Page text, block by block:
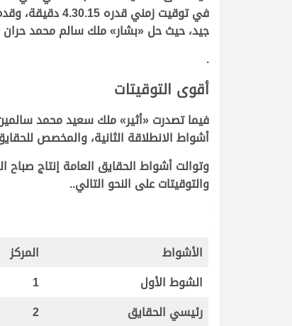
في توقيت
جيد، حيث حل «بشار» ملكسالم محمد حران
.
أقوى التوقيتات
فيما تصدرت «أثير» ملكسعيد محمد
أشواط الانطلاقة الثانية، والمخصص للحقايق بكار إنتاج،
والتوقيتات على النحو التالي..
الأشواط المركز
الشوط الأول
1
رئيسي الحقايق
2